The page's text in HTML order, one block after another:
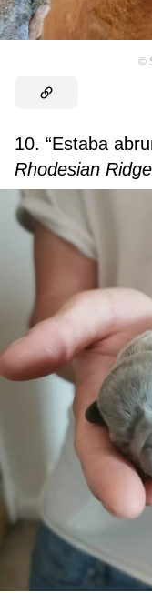
©
10. “Estaba
Rhodesian